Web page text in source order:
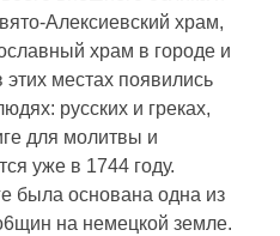
Алексиевский храм,
храм в городе и
местах появились
русских и греках,
для молитвы и
уже в 1744 году.
была основана одна из
на немецкой земле.